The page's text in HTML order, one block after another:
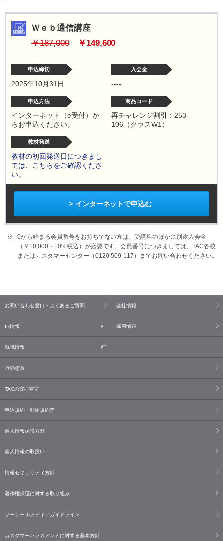
Ｗｅｂ通信講座
￥187,000 ￥149,600
申込締切
2025年10月31日
入会金
----
申込方法
インターネット（e受付）か
らお申込ください。
商品コード
再チャレンジ割引：253-
106（クラスW1）
教材発送
教材の初回発送日につきまし
ては、こちらをご確認くださ
い。
インターネットで申込む
0から始まる会員番号をお持ちでない方は、受講料のほかに別途入会金
（￥10,000・ 10%税込）が必要です。会員番号につきましては、TAC各校
またはカスタマーセンター（0120-509-117）までお問い合わせください。
お問い合わせ窓口・よくあるご質問 会社情報
IR情報 採用情報
就職情報
行動憲章
TACの安心宣言
申込規約・利用規約等
個人情報保護方針
個人情報の取扱い
情報セキュリティ方針
著作権保護に対する取り組み
ソーシャルメディアガイドライン
カスタマーハラスメントに対する基本方針